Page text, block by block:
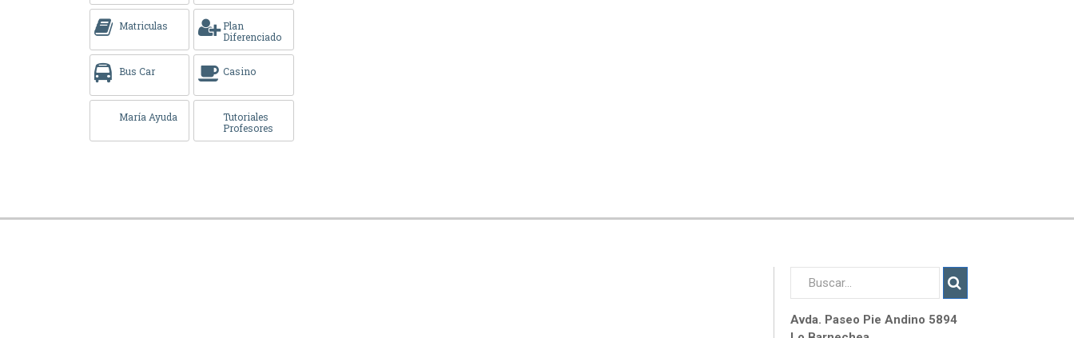
Matriculas
Plan
Diferenciado
Bus Car Casino
María Ayuda
Tutoriales
Profesores
Avda. Paseo Pie Andino 5894